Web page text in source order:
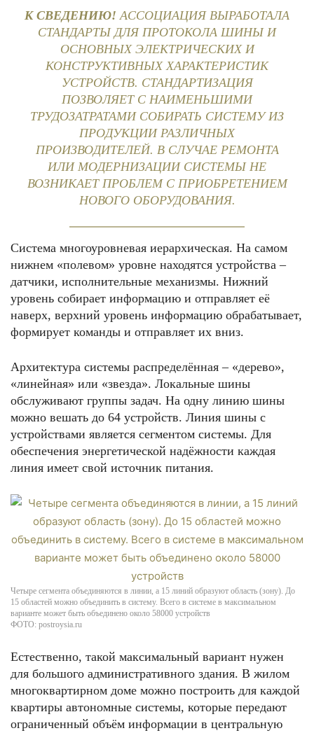
К СВЕДЕНИЮ! АССОЦИАЦИЯ ВЫРАБОТАЛА
СТАНДАРТЫ ДЛЯ ПРОТОКОЛА ШИНЫ И
ОСНОВНЫХ ЭЛЕКТРИЧЕСКИХ И
КОНСТРУКТИВНЫХ ХАРАКТЕРИСТИК
УСТРОЙСТВ. СТАНДАРТИЗАЦИЯ
ПОЗВОЛЯЕТ С НАИМЕНЬШИМИ
ТРУДОЗАТРАТАМИ СОБИРАТЬ СИСТЕМУ ИЗ
ПРОДУКЦИИ РАЗЛИЧНЫХ
ПРОИЗВОДИТЕЛЕЙ. В СЛУЧАЕ РЕМОНТА
ИЛИ МОДЕРНИЗАЦИИ СИСТЕМЫ НЕ
ВОЗНИКАЕТ ПРОБЛЕМ С ПРИОБРЕТЕНИЕМ
НОВОГО ОБОРУДОВАНИЯ.
Система многоуровневая иерархическая. На самом
нижнем «полевом» уровне находятся устройства –
датчики, исполнительные механизмы. Нижний
уровень собирает информацию и отправляет её
наверх, верхний уровень информацию обрабатывает,
формирует команды и отправляет их вниз.
Архитектура системы распределённая – «дерево»,
«линейная» или «звезда». Локальные шины
обслуживают группы задач. На одну линию шины
можно вешать до 64 устройств. Линия шины с
устройствами является сегментом системы. Для
обеспечения энергетической надёжности каждая
линия имеет свой источник питания.
Четыре сегмента объединяются в линии, а 15 линий образуют область (зону). До
15 областей можно объединить в систему. Всего в системе в максимальном
варианте может быть объединено около 58000 устройств
ФОТО: postroysia.ru
Естественно, такой максимальный вариант нужен
для большого административного здания. В жилом
многоквартирном доме можно построить для каждой
квартиры автономные системы, которые передают
ограниченный объём информации в центральную